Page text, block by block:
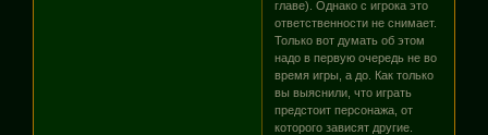
главе). Однако с игрока это
ответственности не снимает.
Только вот думать об этом
надо в первую очередь не во
время игры, а до. Как только
вы выяснили, что играть
предстоит персонажа, от
которого зависят другие.